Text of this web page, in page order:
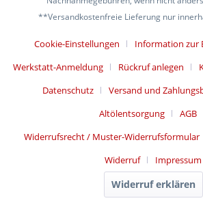
**Versandkostenfreie Lieferung nur
Cookie-Einstellungen
Information zur
Werkstatt-Anmeldung
Rückruf anlegen
Datenschutz
Versand und
Altölentsorgung
AGB
Widerrufsrecht / Muster-Widerrufsformular
Widerruf
Impressum
Widerruf erklären